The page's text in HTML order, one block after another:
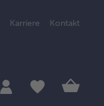
Karriere Kontakt